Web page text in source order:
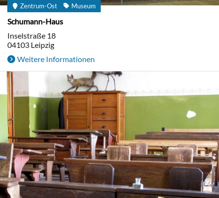
Zentrum-Ost Museum
Schumann-Haus
Inselstraße 18
04103 Leipzig
Weitere Informationen